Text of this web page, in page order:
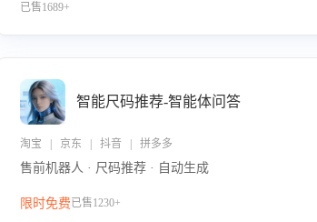
已售1689+
智能尺码推荐-智能体问答
淘宝 | 京东 | 抖音 | 拼多多
售前机器人 · 尺码推荐 · 自动生成
限时免费已售1230+